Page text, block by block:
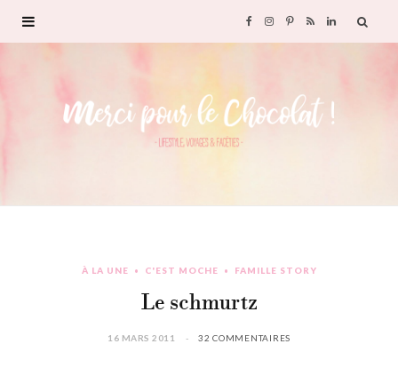
F
c
o
I
r
P
n
e
R
S
L
À LA UNE C'EST MOCHE FAMILLE STORY
Le schmurtz
16 MARS 2011 32 COMMENTAIRES